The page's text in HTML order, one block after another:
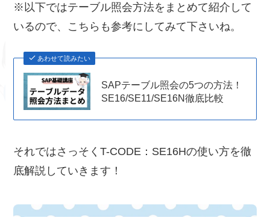
※以下ではテーブル照会方法をまとめて紹介して
いるので、こちらも参考にしてみて下さいね。
あわせて読みたい
SAPテーブル照会の5つの方法！
SE16/SE11/SE16N徹底比較
それではさっそくT-CODE：SE16Hの使い方を徹
底解説していきます！